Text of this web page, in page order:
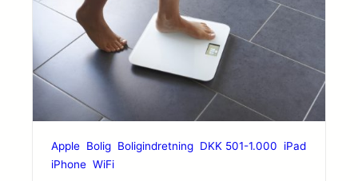
Apple Bolig Boligindretning DKK 501-1.000
iPad
iPhone WiFi